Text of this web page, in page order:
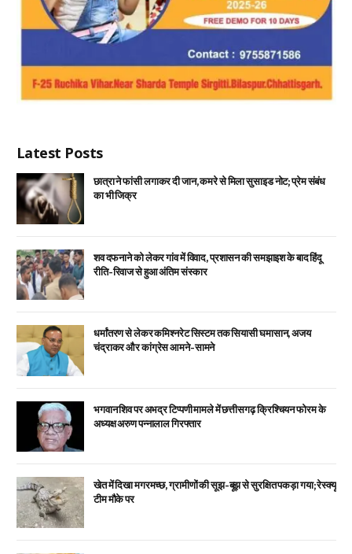
Latest Posts
छात्रा ने फांसी लगाकर दी जान, कमरे से मिला सुसाइड नोट; प्रेम संबंध
का भी जिक्र
शव दफनाने को लेकर गांव में विवाद, प्रशासन की समझाइश के बाद हिंदू
रीति-रिवाज से हुआ अंतिम संस्कार
धर्मांतरण से लेकर कमिश्नरेट सिस्टम तक सियासी घमासान, अजय
चंद्राकर और कांग्रेस आमने-सामने
भगवान शिव पर अभद्र टिप्पणी मामले में छत्तीसगढ़ क्रिश्चियन फोरम के
अध्यक्ष अरुण पन्नालाल गिरफ्तार
खेत में दिखा मगरमच्छ, ग्रामीणों की सूझ-बूझ से सुरक्षित पकड़ा गया; रेस्क्यू
टीम मौके पर